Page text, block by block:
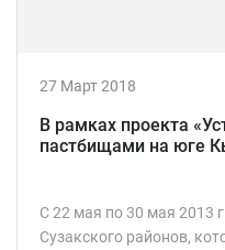
27 Март 2018
В рамках проекта
пастбищами на юге
С 22 мая по 30 мая 2013
Сузакского районов,